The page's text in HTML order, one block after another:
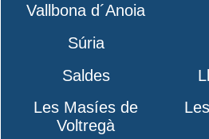
Vallbona d´Anoia
Súria
Saldes
Les Masíes de
Voltregà